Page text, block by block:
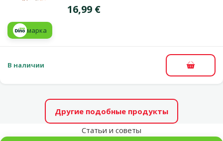
Цена
16,99 €
марка
В наличии В
Другие подобные продукты
Статьи и советы